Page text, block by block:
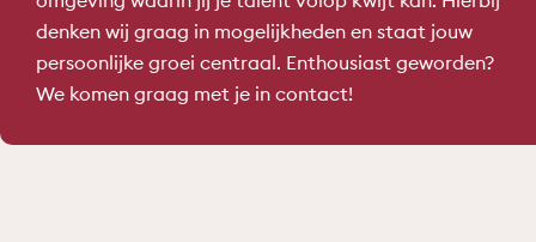
denken wij graag in mogelijkheden en staat jouw
persoonlijke groei centraal. Enthousiast geworden?
We komen graag met je in contact!